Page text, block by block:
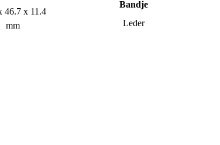
46.7 x 11.4
mm
Bandje
Leder